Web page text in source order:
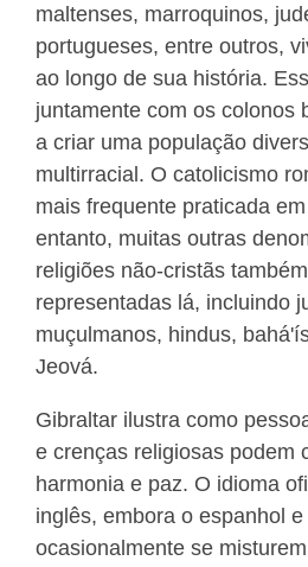
maltenses, marroquinos,
portugueses, entre outros,
ao longo de sua história.
juntamente com os colonos
a criar uma população
multirracial. O catolicismo
mais frequente praticada
entanto, muitas outras
religiões não-cristãs
representadas lá, incluindo
muçulmanos, hindus,
Jeová.
Gibraltar ilustra como
e crenças religiosas podem
harmonia e paz. O idioma
inglês, embora o espanhol
ocasionalmente se